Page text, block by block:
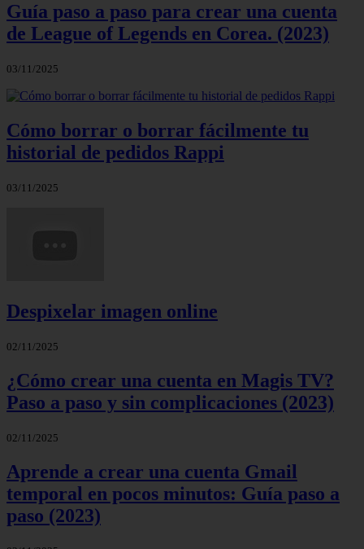
Guía paso a paso para crear una cuenta
de League of Legends en Corea. (2023)
03/11/2025
Cómo borrar o borrar fácilmente tu
historial de pedidos Rappi
03/11/2025
Despixelar imagen online
02/11/2025
¿Cómo crear una cuenta en Magis TV?
Paso a paso y sin complicaciones (2023)
02/11/2025
Aprende a crear una cuenta Gmail
temporal en pocos minutos: Guía paso a
paso (2023)